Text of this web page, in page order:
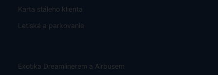
Karta stáleho klienta
Letiská a parkovanie
Exotika Dreamlinerem a Airbusem